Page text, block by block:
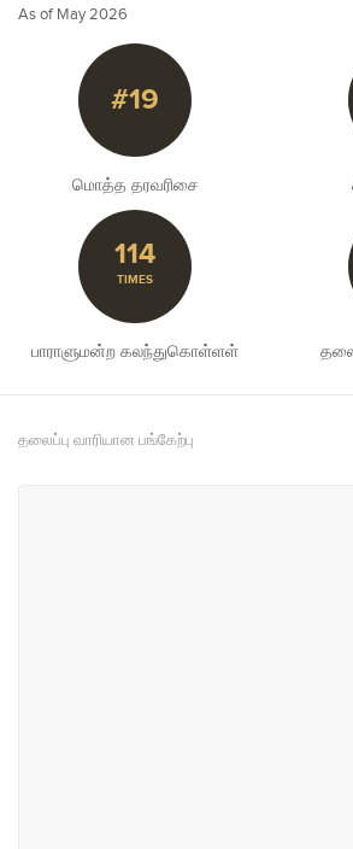
As of May 2026
#19
மொத்த தரவரிசை
114
TIMES
பாராளுமன்ற கலந்துகொள்ளள்
தலைப்பு வாரியான பங்கேற்பு